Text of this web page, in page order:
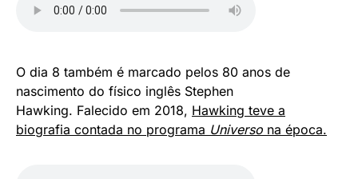
O dia 8 também é marcado pelos 80 anos de
nascimento do físico inglês Stephen
Hawking. Falecido em 2018, Hawking teve a
biografia contada no programa Universo na época.